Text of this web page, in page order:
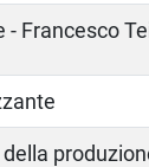
- Francesco